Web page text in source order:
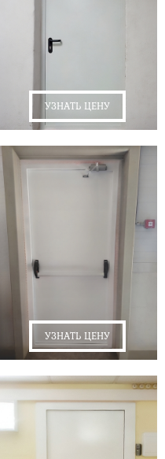
УЗНАТЬ ЦЕНУ
УЗНАТЬ ЦЕНУ